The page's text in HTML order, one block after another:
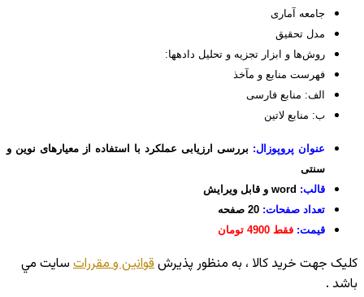
جامعه آماری
مدل تحقیق
روش‌ها و ابزار تجزيه و تحليل داده‏ها:
فهرست منابع و مآخذ
الف: منابع فارسی
ب: منابع لاتین
عنوان پروپوزال: بررسی ارزیابی عملکرد با استفاده از معیارهای نوین و
سنتی
قالب:
تعداد صفحات:
قیمت: فقط 4900 تومان
کليک جهت خريد کالا ، به منظور پذيرشقوانين و مقررات سايت مي
باشد .